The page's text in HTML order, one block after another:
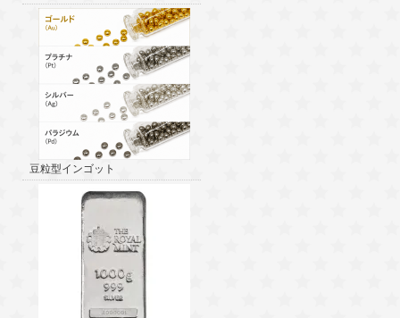
豆粒型インゴット